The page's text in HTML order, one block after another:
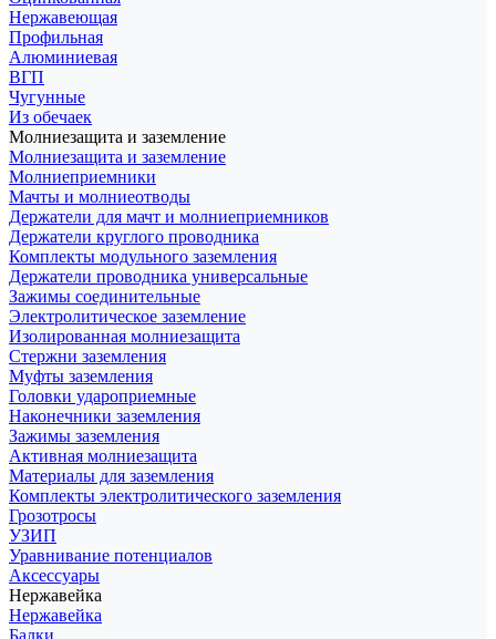
Нержавеющая
Профильная
Алюминиевая
ВГП
Чугунные
Из обечаек
Молниезащита и заземление
Молниезащита и заземление
Молниеприемники
Мачты и молниеотводы
Держатели для мачт и молниеприемников
Держатели круглого проводника
Комплекты модульного заземления
Держатели проводника универсальные
Зажимы соединительные
Электролитическое заземление
Изолированная молниезащита
Стержни заземления
Муфты заземления
Головки удароприемные
Наконечники заземления
Зажимы заземления
Активная молниезащита
Материалы для заземления
Комплекты электролитического заземления
Грозотросы
УЗИП
Уравнивание потенциалов
Аксессуары
Нержавейка
Нержавейка
Балки